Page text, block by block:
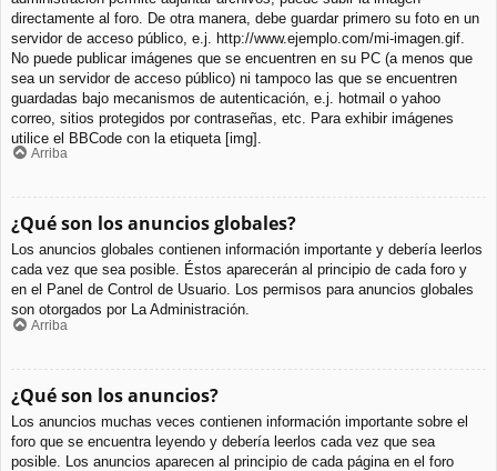
directamente al foro. De otra manera, debe guardar primero su foto en un
servidor de acceso público, e.j. http://www.ejemplo.com/mi-imagen.gif.
No puede publicar imágenes que se encuentren en su PC (a menos que
sea un servidor de acceso público) ni tampoco las que se encuentren
guardadas bajo mecanismos de autenticación, e.j. hotmail o yahoo
correo, sitios protegidos por contraseñas, etc. Para exhibir imágenes
utilice el BBCode con la etiqueta [img].
Arriba
¿Qué son los anuncios globales?
Los anuncios globales contienen información importante y debería leerlos
cada vez que sea posible. Éstos aparecerán al principio de cada foro y
en el Panel de Control de Usuario. Los permisos para anuncios globales
son otorgados por La Administración.
Arriba
¿Qué son los anuncios?
Los anuncios muchas veces contienen información importante sobre el
foro que se encuentra leyendo y debería leerlos cada vez que sea
posible. Los anuncios aparecen al principio de cada página en el foro